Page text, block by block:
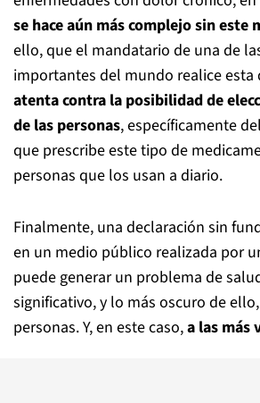
se hace aún más complejo sin este
ello, que el mandatario de una de
importantes del mundo realice esta
atenta contra la posibilidad de
de las personas, específicamente
que prescribe este tipo de
personas que los usan a diario.
Finalmente, una declaración sin
en un medio público realizada por
puede generar un problema de
significativo, y lo más oscuro de
personas. Y, en este caso,a las más